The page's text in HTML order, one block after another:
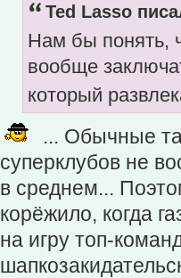
Ted Lasso
Нам бы понять,
вообще
который
... Обычные
суперклубов не
в среднем...
корёжило, когда
на игру топ-